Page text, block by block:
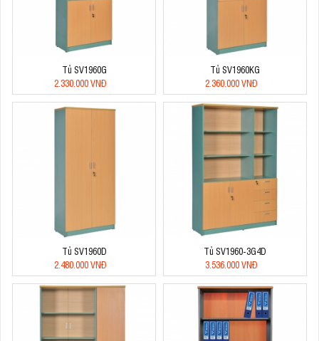
Tủ SV1960G
2.330.000 VNĐ
Tủ SV1960KG
2.360.000 VNĐ
Tủ SV1960D
2.480.000 VNĐ
Tủ SV1960-3G4D
3.536.000 VNĐ